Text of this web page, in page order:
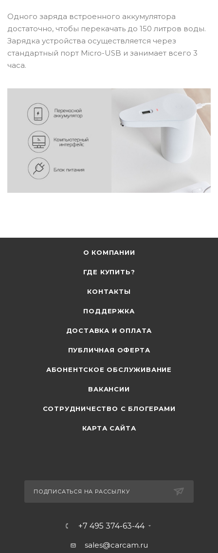
Одного заряда встроенного аккумулятора
достаточно, чтобы перекачать до 150 литров воды.
Зарядка устройства осуществляется через
стандартный порт Micro-USB и занимает всего 3
часа.
О КОМПАНИИ
ГДЕ КУПИТЬ?
КОНТАКТЫ
ПОДДЕРЖКА
ДОСТАВКА И ОПЛАТА
ПУБЛИЧНАЯ ОФЕРТА
АБОНЕНТСКОЕ ОБСЛУЖИВАНИЕ
ВАКАНСИИ
СОТРУДНИЧЕСТВО С БЛОГЕРАМИ
КАРТА САЙТА
ПОДПИСАТЬСЯ НА РАССЫЛКУ
+7 495 374-63-44
sales@carcam.ru